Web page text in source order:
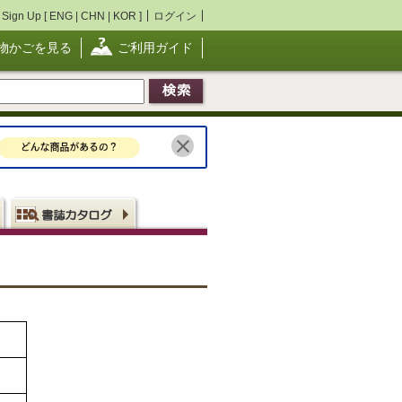
Sign Up [ ENG | CHN | KOR ] ログイン
かごを見る ご利用ガイド